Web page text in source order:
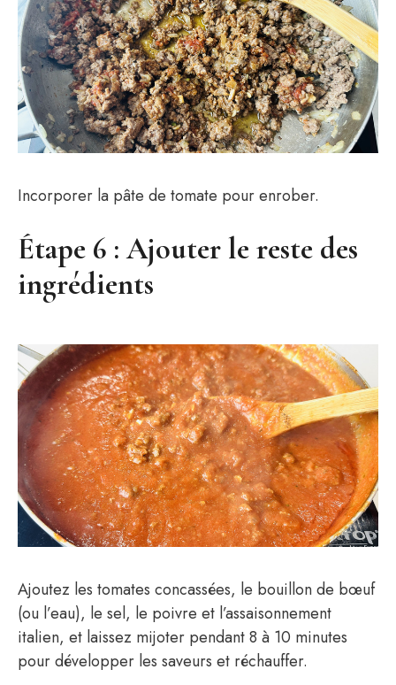
Incorporer la pâte de tomate pour enrober.
Étape 6 : Ajouter le reste des
ingrédients
Ajoutez les tomates concassées, le bouillon de bœuf
(ou l’eau), le sel, le poivre et l’assaisonnement
italien, et laissez mijoter pendant 8 à 10 minutes
pour développer les saveurs et réchauffer.